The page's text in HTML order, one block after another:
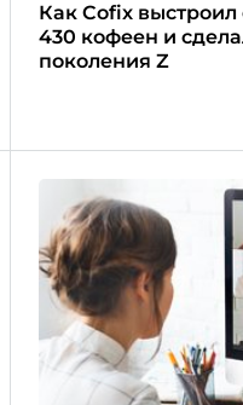
Как Cofix выстроил
430 кофеен и
поколения Z